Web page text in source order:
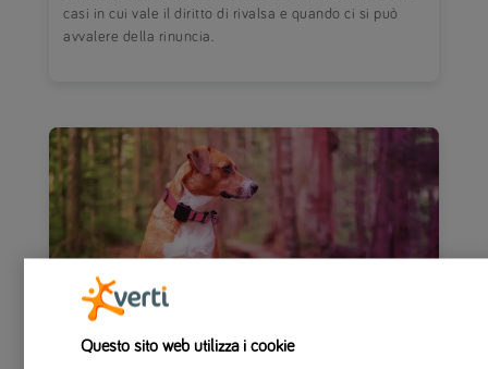
casi in cui vale il diritto di rivalsa e quando ci si può
avvalere della rinuncia.
Questo sito web utilizza i cookie